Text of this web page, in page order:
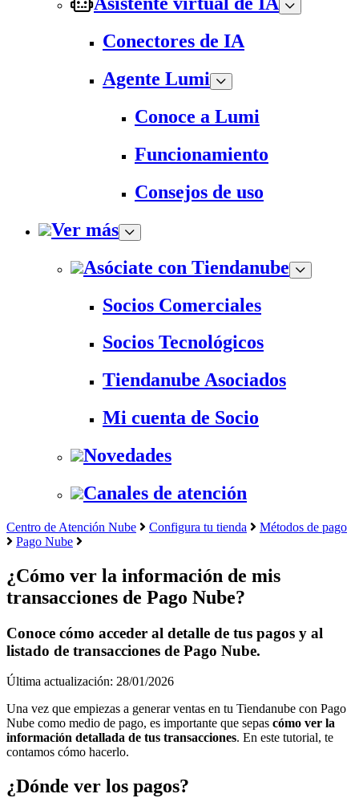
Conectores de IA
Agente Lumi
Conoce a Lumi
Funcionamiento
Consejos de uso
Ver más
Asóciate con Tiendanube
Socios Comerciales
Socios Tecnológicos
Tiendanube Asociados
Mi cuenta de Socio
Novedades
Canales de atención
Centro de Atención Nube Configura tu tienda
Métodos de pago
Pago Nube
¿Cómo ver la información de mis
transacciones de Pago Nube?
Conoce cómo acceder al detalle de tus pagos y al
listado de transacciones de Pago Nube.
Última actualización: 28/01/2026
Una vez que empiezas a generar ventas en tu Tiendanube con Pago
Nube como medio de pago, es importante que sepas cómo ver la
información detallada de tus transacciones. En este tutorial, te
contamos cómo hacerlo.
¿Dónde ver los pagos?